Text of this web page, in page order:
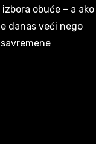
danas veći nego